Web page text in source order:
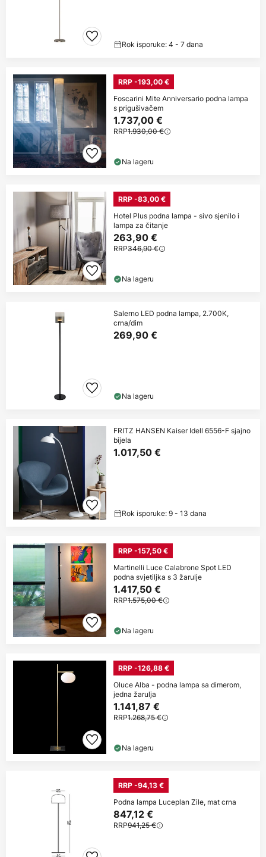
Rok isporuke: 4 - 7 dana
RRP -193,00 €
Foscarini Mite Anniversario podna lampa
s prigušivačem
1.737,00 €
RRP1.930,00 €
Na lageru
RRP -83,00 €
Hotel Plus podna lampa - sivo sjenilo i
lampa za čitanje
263,90 €
RRP346,90 €
Na lageru
Salerno LED podna lampa, 2.700K,
crna/dim
269,90 €
Na lageru
FRITZ HANSEN Kaiser Idell 6556-F sjajno
bijela
1.017,50 €
Rok isporuke: 9 - 13 dana
RRP -157,50 €
Martinelli Luce Calabrone Spot LED
podna svjetiljka s 3 žarulje
1.417,50 €
RRP1.575,00 €
Na lageru
RRP -126,88 €
Oluce Alba - podna lampa sa dimerom,
jedna žarulja
1.141,87 €
RRP1.268,75 €
Na lageru
RRP -94,13 €
Podna lampa Luceplan Zile, mat crna
847,12 €
RRP941,25 €